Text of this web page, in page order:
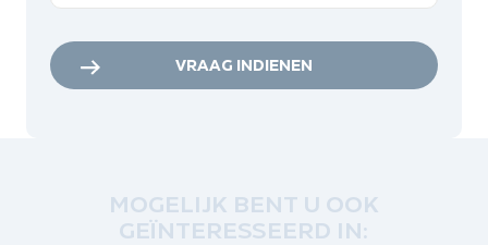
VRAAG INDIENEN
MOGELIJK BENT U OOK
GEÏNTERESSEERD IN: